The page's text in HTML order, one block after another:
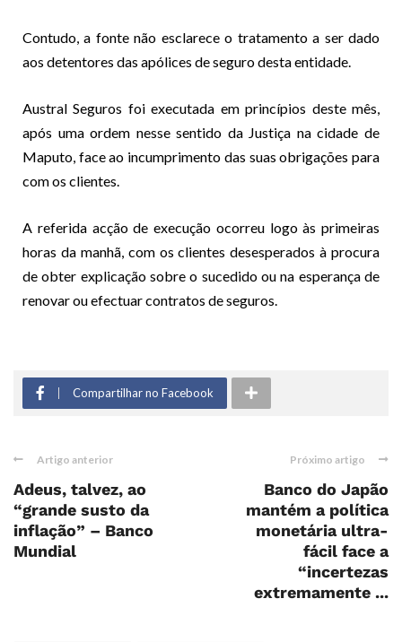
Contudo, a fonte não esclarece o tratamento a ser dado
aos detentores das apólices de seguro desta entidade.
Austral Seguros foi executada em princípios deste mês,
após uma ordem nesse sentido da Justiça na cidade de
Maputo, face ao incumprimento das suas obrigações para
com os clientes.
A referida acção de execução ocorreu logo às primeiras
horas da manhã, com os clientes desesperados à procura
de obter explicação sobre o sucedido ou na esperança de
renovar ou efectuar contratos de seguros.
Compartilhar no Facebook
Artigo anterior
Adeus, talvez, ao
“grande susto da
inflação” – Banco
Mundial
Próximo artigo
Banco do Japão
mantém a política
monetária ultra-
fácil face a
“incertezas
extremamente ...